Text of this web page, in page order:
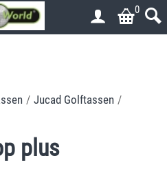
0
/ Jucad Golftassen /
plus